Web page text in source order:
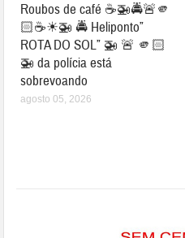
Roubos de café ☕🚁🚔🚨🫵
🏻☕☀🚁 🚔 Heliponto”
ROTA DO SOL” 🚁 🚨 🫵🏻
🚁 da polícia está
sobrevoando
agosto 05, 2026